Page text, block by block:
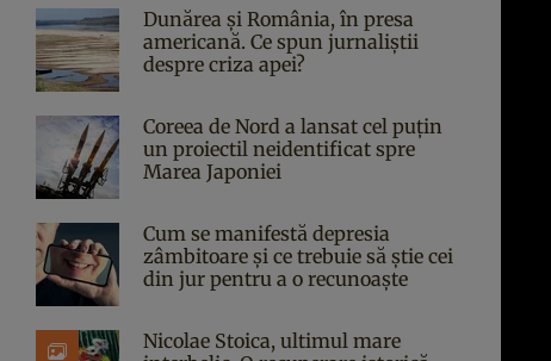
Dunărea și România, în presa
americană. Ce spun jurnaliștii
despre criza apei?
Coreea de Nord a lansat cel puțin
un proiectil neidentificat spre
Marea Japoniei
Cum se manifestă depresia
zâmbitoare și ce trebuie să știe cei
din jur pentru a o recunoaște
Nicolae Stoica, ultimul mare